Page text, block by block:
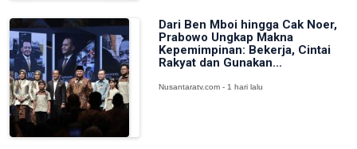
Dari Ben Mboi hingga Cak Noer,
Prabowo Ungkap Makna
Kepemimpinan: Bekerja, Cintai
Rakyat dan Gunakan...
Nusantaratv.com - 1 hari lalu